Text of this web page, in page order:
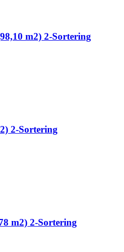
m2) 2-Sortering
2-Sortering
m2) 2-Sortering